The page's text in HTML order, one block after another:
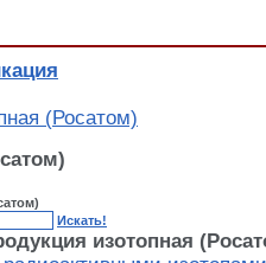
(Росатом)
Искать!
изотопная